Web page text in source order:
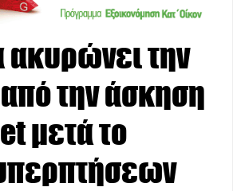
ακυρώνει την
την άσκηση
μετά το